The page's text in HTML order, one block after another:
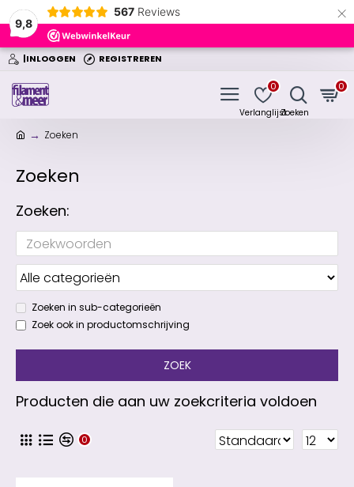
9,8
567 Reviews ×
|INLOGGEN REGISTREREN
0 0
Zoeken
Zoeken
Zoeken:
Zoeken in sub-categorieën
Zoek ook in productomschrijving
ZOEK
Producten die aan uw zoekcriteria voldoen
0